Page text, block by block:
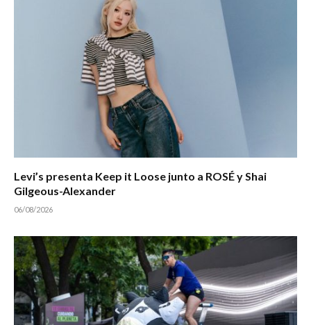
Levi’s presenta Keep it Loose junto a ROSÉ y Shai
Gilgeous-Alexander
06/08/2026